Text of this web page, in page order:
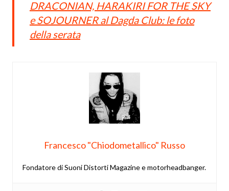
DRACONIAN, HARAKIRI FOR THE SKY
e SOJOURNER al Dagda Club: le foto
della serata
Francesco "Chiodometallico" Russo
Fondatore di Suoni Distorti Magazine e motorheadbanger.